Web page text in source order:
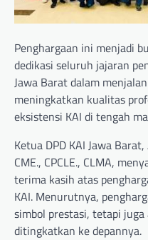
Penghargaan ini menjadi
dedikasi seluruh jajaran
Jawa Barat dalam
meningkatkan kualitas
eksistensi KAI di tengah
Ketua DPD KAI Jawa
CME., CPCLE., CLMA,
terima kasih atas
KAI. Menurutnya,
simbol prestasi, tetapi
ditingkatkan ke depannya.